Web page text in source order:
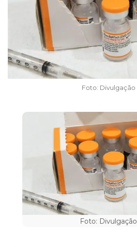
Foto: Divulgação
Foto: Divulgação